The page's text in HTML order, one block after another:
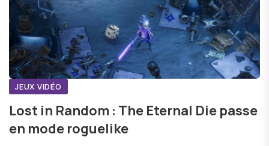
JEUX VIDÉO
Lost in Random : The Eternal Die passe
en mode roguelike